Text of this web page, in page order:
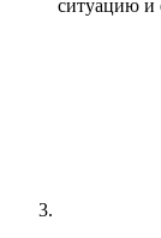
ситуацию и